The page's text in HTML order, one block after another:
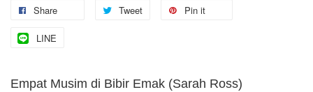
Share Tweet Pin it
LINE
Empat Musim di Bibir Emak (Sarah Ross)